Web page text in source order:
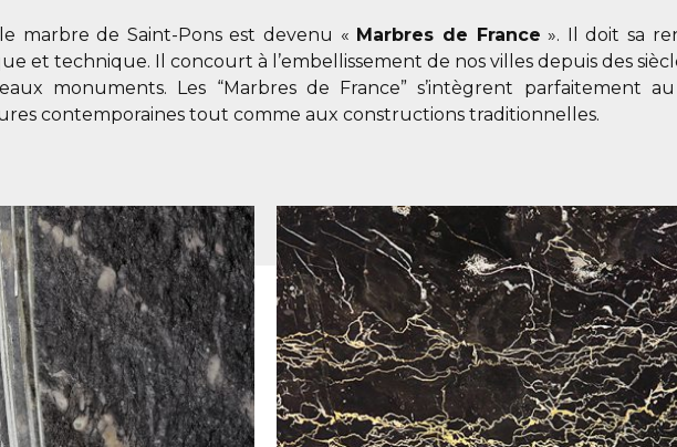
marbre de Saint-Pons est devenu « Marbres de France ». Il doit sa
et technique. Il concourt à l’embellissement de nos villes depuis des
monuments. Les “Marbres de France” s’intègrent parfaitement
contemporaines tout comme aux constructions traditionnelles.